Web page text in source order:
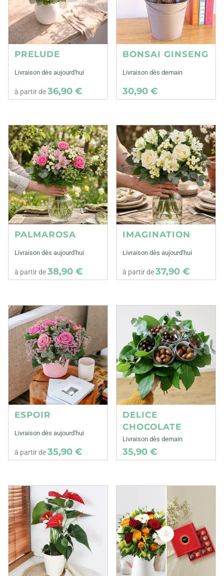
PRELUDE
Livraison dès aujourd'hui
à partir de36,90 €
BONSAI GINSENG
Livraison dès demain
30,90 €
PALMAROSA
Livraison dès aujourd'hui
à partir de38,90 €
IMAGINATION
Livraison dès aujourd'hui
à partir de37,90 €
ESPOIR
Livraison dès aujourd'hui
à partir de35,90 €
DELICE
CHOCOLATE
Livraison dès demain
35,90 €